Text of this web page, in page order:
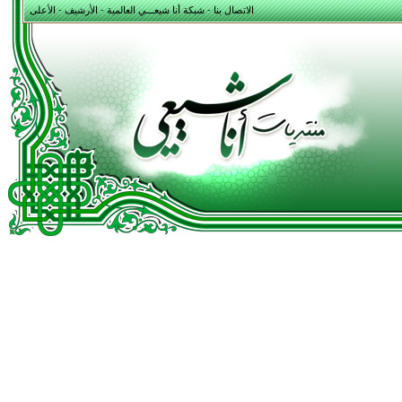
الاتصال بنا-شبكة أنا شيعـــي العالمية-الأرشيف-الأعلى